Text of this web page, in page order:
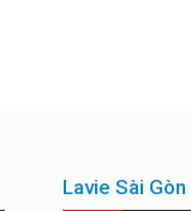
Lavie Sài Gòn